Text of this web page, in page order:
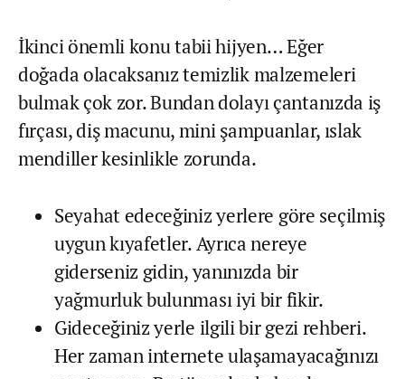
İkinci önemli konu tabii hijyen… Eğer
doğada olacaksanız temizlik malzemeleri
bulmak çok zor. Bundan dolayı çantanızda iş
fırçası, diş macunu, mini şampuanlar, ıslak
mendiller kesinlikle zorunda.
Seyahat edeceğiniz yerlere göre seçilmiş
uygun kıyafetler. Ayrıca nereye
giderseniz gidin, yanınızda bir
yağmurluk bulunması iyi bir fikir.
Gideceğiniz yerle ilgili bir gezi rehberi.
Her zaman internete ulaşamayacağınızı